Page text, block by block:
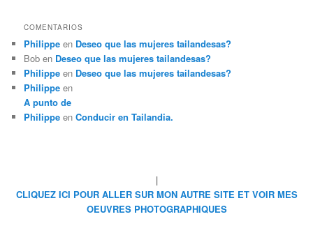
COMENTARIOS
Philippe en Deseo que las mujeres tailandesas?
Bob en Deseo que las mujeres tailandesas?
Philippe en Deseo que las mujeres tailandesas?
Philippe en
A punto de
Philippe enConducir en Tailandia.
|
CLIQUEZ ICI POUR ALLER SUR MON AUTRE SITE ET VOIR MES
OEUVRES PHOTOGRAPHIQUES